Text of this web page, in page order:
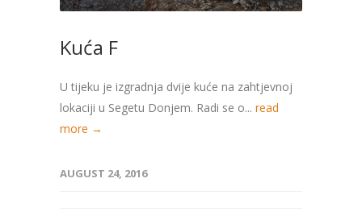
Kuća F
U tijeku je izgradnja dvije kuće na zahtjevnoj
lokaciji u Segetu Donjem. Radi se o... read
more →
AUGUST 24, 2016